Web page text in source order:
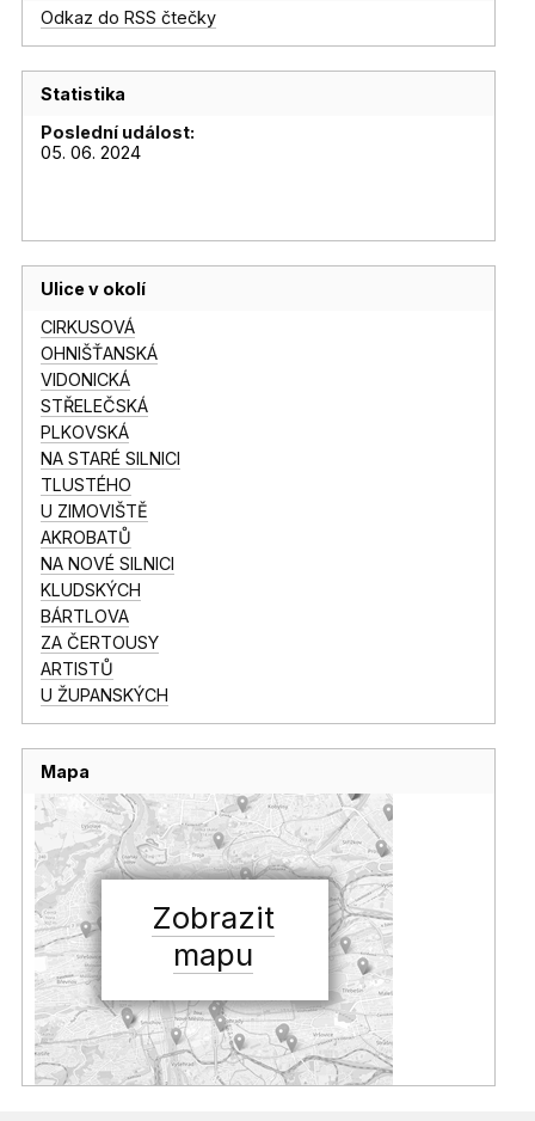
Odkaz do RSS čtečky
Statistika
Poslední událost:
05. 06. 2024
Ulice v okolí
CIRKUSOVÁ
OHNIŠŤANSKÁ
VIDONICKÁ
STŘELEČSKÁ
PLKOVSKÁ
NA STARÉ SILNICI
TLUSTÉHO
U ZIMOVIŠTĚ
AKROBATŮ
NA NOVÉ SILNICI
KLUDSKÝCH
BÁRTLOVA
ZA ČERTOUSY
ARTISTŮ
U ŽUPANSKÝCH
Mapa
Zobrazit
mapu